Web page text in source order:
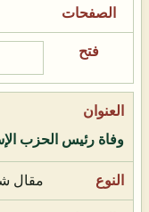
وفاة رئيس الحزب
مقال